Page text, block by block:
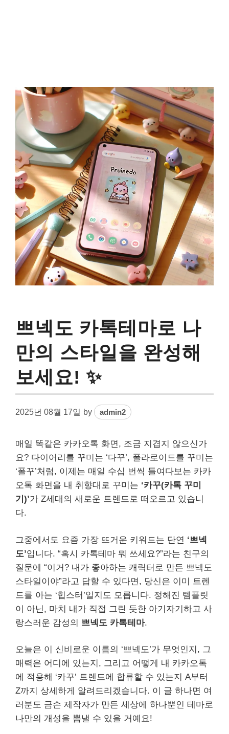
쁘넥도 카톡테마로 나
만의 스타일을 완성해
보세요! ✨
2025년 08월 17일 by admin2
매일 똑같은 카카오톡 화면, 조금 지겹지 않으신가
요? 다이어리를 꾸미는 ‘다꾸’, 폴라로이드를 꾸미는
‘폴꾸’처럼, 이제는 매일 수십 번씩 들여다보는 카카
오톡 화면을 내 취향대로 꾸미는 ‘카꾸(카톡 꾸미
기)’가 Z세대의 새로운 트렌드로 떠오르고 있습니
다.
그중에서도 요즘 가장 뜨거운 키워드는 단연 ‘쁘넥
도’입니다. “혹시 카톡테마 뭐 쓰세요?”라는 친구의
질문에 “이거? 내가 좋아하는 캐릭터로 만든 쁘넥도
스타일이야”라고 답할 수 있다면, 당신은 이미 트렌
드를 아는 ‘힙스터’일지도 모릅니다. 정해진 템플릿
이 아닌, 마치 내가 직접 그린 듯한 아기자기하고 사
랑스러운 감성의 쁘넥도 카톡테마.
오늘은 이 신비로운 이름의 ‘쁘넥도’가 무엇인지, 그
매력은 어디에 있는지, 그리고 어떻게 내 카카오톡
에 적용해 ‘카꾸’ 트렌드에 합류할 수 있는지 A부터
Z까지 상세하게 알려드리겠습니다. 이 글 하나면 여
러분도 금손 제작자가 만든 세상에 하나뿐인 테마로
나만의 개성을 뽐낼 수 있을 거예요!